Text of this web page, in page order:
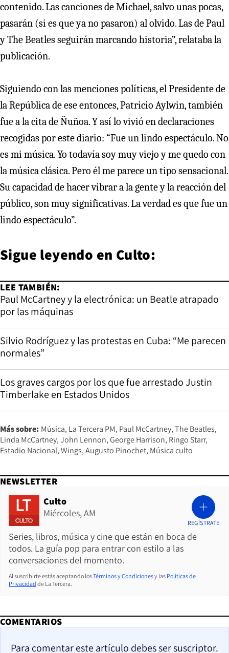
contenido. Las canciones de Michael, salvo unas pocas,
pasarán (si es que ya no pasaron) al olvido. Las de Paul
y The Beatles seguirán marcando historia”, relataba la
publicación.
Siguiendo con las menciones políticas, el Presidente de
la República de ese entonces, Patricio Aylwin, también
fue a la cita de Ñuñoa. Y así lo vivió en declaraciones
recogidas por este diario: “Fue un lindo espectáculo. No
es mi música. Yo todavía soy muy viejo y me quedo con
la música clásica. Pero él me parece un tipo sensacional.
Su capacidad de hacer vibrar a la gente y la reacción del
público, son muy significativas. La verdad es que fue un
lindo espectáculo”.
Sigue leyendo en Culto:
LEE TAMBIÉN:
Paul McCartney y la electrónica: un Beatle atrapado
por las máquinas
Silvio Rodríguez y las protestas en Cuba: “Me parecen
normales”
Los graves cargos por los que fue arrestado Justin
Timberlake en Estados Unidos
Más sobre: Música La Tercera PM Paul McCartney The Beatles
Linda McCartney John Lennon George Harrison Ringo Starr
Estadio Nacional Wings Augusto Pinochet Música culto
NEWSLETTER
Culto
Miércoles, AM
Series, libros, música y cine que están en boca de
todos. La guía pop para entrar con estilo a las
conversaciones del momento.
REGÍSTRATE
Al suscribirte estás aceptando losTérminos y Condicionesy las Políticas de
Privacidad de La Tercera.
COMENTARIOS
Para comentar este artículo debes ser suscriptor.